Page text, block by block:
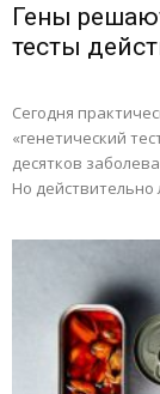
Гены
тесты
Сегодня
«генетический
десятков
Но действительно